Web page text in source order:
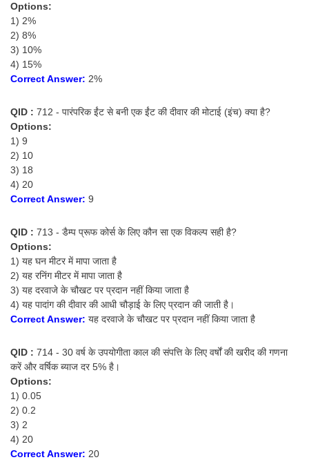
Options:
1) 2%
2) 8%
3) 10%
4) 15%
Correct Answer: 2%
QID : 712 - पारंपरिक ईंट से बनी एक ईंट की दीवार की मोटाई (इंच) क्या है?
Options:
1) 9
2) 10
3) 18
4) 20
Correct Answer: 9
QID : 713 - डैम्प प्रूफ कोर्स के लिए कौन सा एक विकल्प सही है?
Options:
1) यह घन मीटर में मापा जाता है
2) यह रनिंग मीटर में मापा जाता है
3) यह दरवाजे के चौखट पर प्रदान नहीं किया जाता है
4) यह पादांग की दीवार की आधी चौड़ाई के लिए प्रदान की जाती है।
Correct Answer: यह दरवाजे के चौखट पर प्रदान नहीं किया जाता है
QID : 714 - 30 वर्ष के उपयोगीता काल की संपत्ति के लिए वर्षों की खरीद की गणना
करें और वर्षिक ब्याज दर 5% है।
Options:
1) 0.05
2) 0.2
3) 2
4) 20
Correct Answer: 20